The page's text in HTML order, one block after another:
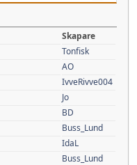
Skapare
Tonfisk
AO
IvveRivve004
Jo
BD
Buss_Lund
IdaL
Buss_Lund